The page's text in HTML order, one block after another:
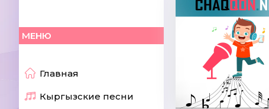
МЕНЮ
Главная
Кыргызские песни